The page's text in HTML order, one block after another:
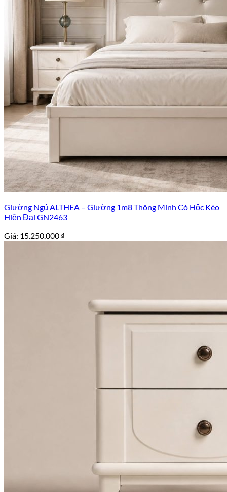
Giường Ngủ ALTHEA – Giường 1m8 Thông Minh Có Hộc Kéo
Hiện Đại GN2463
Giá: 15.250.000 ₫